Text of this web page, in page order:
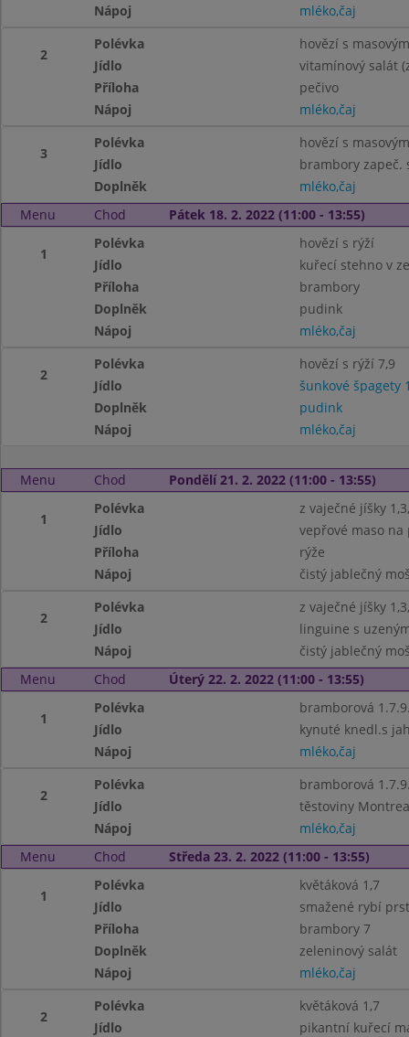
Nápoj mléko,čaj
2
Polévka
hovězí s
Jídlo
vitamínový salát
Příloha
pečivo
Nápoj
mléko,čaj
3
Polévka
hovězí s
Jídlo
brambory zapeč.
Doplněk
mléko,čaj
Menu
Chod Pátek 18. 2. 2022 (11:00 - 13:55)
1
Polévka
hovězí s rýží
Jídlo
kuřecí stehno v
Příloha
brambory
Doplněk
pudink
Nápoj
mléko,čaj
2
Polévka
hovězí s rýží 7,9
Jídlo
šunkové špagety
Doplněk
pudink
Nápoj
mléko,čaj
Menu Chod Pondělí 21. 2. 2022 (11:00 - 13:55)
1
Polévka
z vaječné jíšky
Jídlo
vepřové maso na
Příloha
rýže
Nápoj
čistý jablečný
2
Polévka
z vaječné jíšky
Jídlo
linguine s
Nápoj
čistý jablečný
Menu
Chod Úterý 22. 2. 2022 (11:00 - 13:55)
1
Polévka
bramborová
Jídlo
kynuté knedl.s
Nápoj
mléko,čaj
2
Polévka
bramborová
Jídlo
těstoviny
Nápoj
mléko,čaj
Menu
Chod Středa 23. 2. 2022 (11:00 - 13:55)
1
Polévka
květáková 1,7
Jídlo
smažené rybí
Příloha
brambory 7
Doplněk
zeleninový salát
Nápoj
mléko,čaj
2
Polévka
květáková 1,7
Jídlo
pikantní kuřecí